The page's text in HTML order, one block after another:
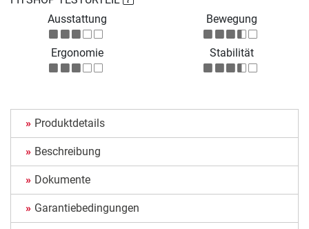
Ausstattung
Bewegung
Ergonomie Stabilität
Produktdetails
Beschreibung
Dokumente
Garantiebedingungen